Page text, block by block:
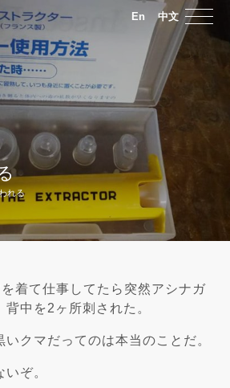
En 中文
れる
着て仕事してたら突然アシナガ
中を2ヶ所刺された。
クマだってのは本当のことだ。
ぞ。